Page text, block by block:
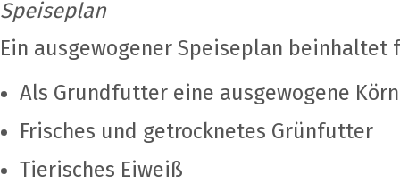
Speiseplan
Ein ausgewogener Speiseplan beinhaltet
Als Grundfutter eine ausgewogene
Frisches und getrocknetes Grünfutter
Tierisches Eiweiß